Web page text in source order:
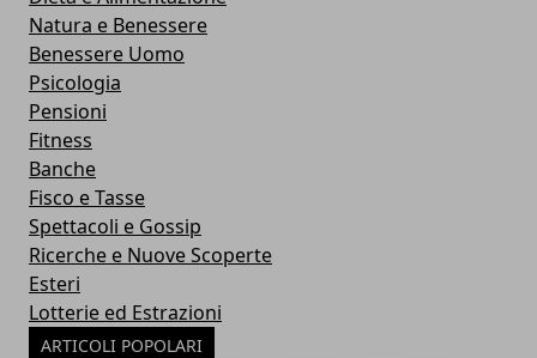
Natura e Benessere
Benessere Uomo
Psicologia
Pensioni
Fitness
Banche
Fisco e Tasse
Spettacoli e Gossip
Ricerche e Nuove Scoperte
Esteri
Lotterie ed Estrazioni
ARTICOLI POPOLARI